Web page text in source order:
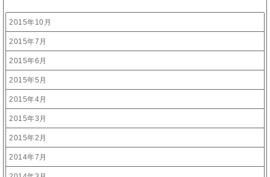
2015年10月
2015年7月
2015年6月
2015年5月
2015年4月
2015年3月
2015年2月
2014年7月